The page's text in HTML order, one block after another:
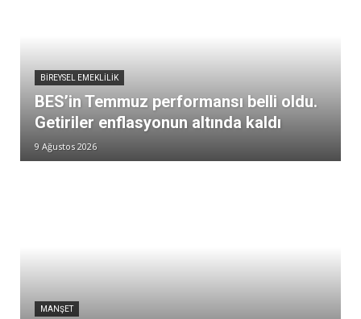
BIREYSEL EMEKLILIK
BES’in Temmuz performansı belli oldu.
Getiriler enflasyonun altında kaldı
9 Ağustos 2026
MANŞET